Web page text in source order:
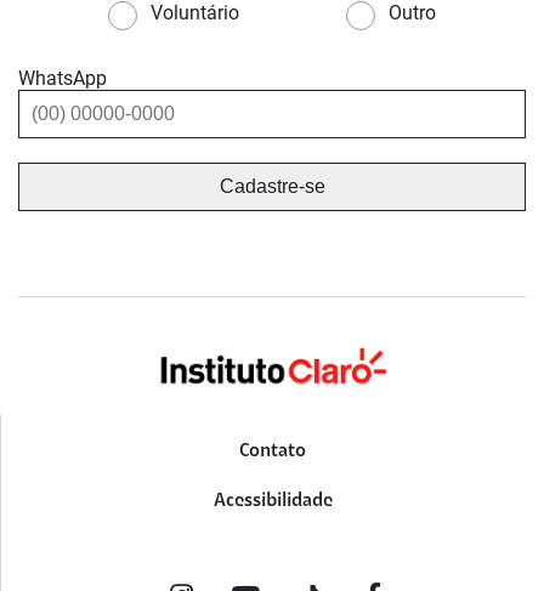
Voluntário Outro
WhatsApp
Contato
Acessibilidade